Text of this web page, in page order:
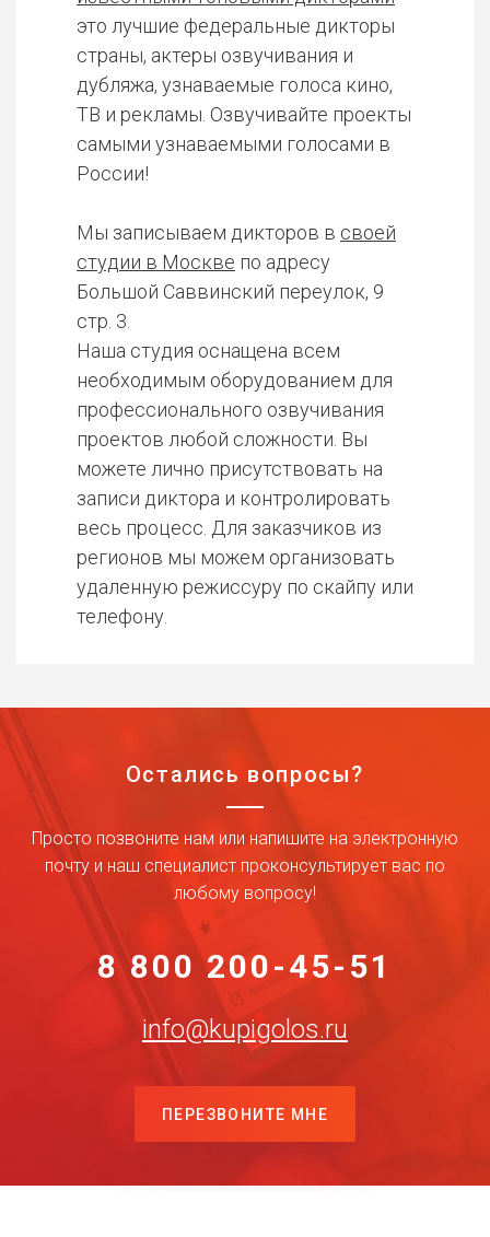
это лучшие федеральные дикторы
страны, актеры озвучивания и
дубляжа, узнаваемые голоса кино,
ТВ и рекламы. Озвучивайте проекты
самыми узнаваемыми голосами в
России!
Мы записываем дикторов в своей
студии в Москве по адресу
Большой Саввинский переулок, 9
стр. 3.
Наша студия оснащена всем
необходимым оборудованием для
профессионального озвучивания
проектов любой сложности. Вы
можете лично присутствовать на
записи диктора и контролировать
весь процесс. Для заказчиков из
регионов мы можем организовать
удаленную режиссуру по скайпу или
телефону.
Остались вопросы?
Просто позвоните нам или напишите на электронную
почту и наш специалист проконсультирует вас по
любому вопросу!
8 800 200-45-51
info@kupigolos.ru
ПЕРЕЗВОНИТЕ МНЕ